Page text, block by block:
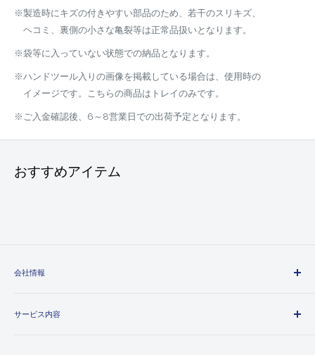
※製造時にキズの付きやすい部品のため、若干のスリキズ、
ヘコミ、裏側の小さな亀裂等は正常品扱いとなります。
※袋等に入っていない状態での納品となります。
※ハンドツール入りの画像を掲載している場合は、使用時の
イメージです。こちらの商品はトレイのみです。
※ご入金確認後、6～8営業日での出荷予定となります。
おすすめアイテム
会社情報
会社概要
サービス内容